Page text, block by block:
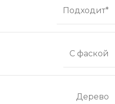
Подходит*
С фаской
Дерево